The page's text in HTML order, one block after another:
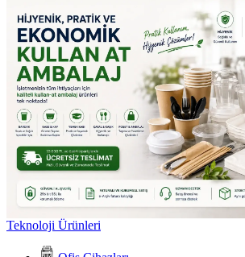
Teknoloji Ürünleri